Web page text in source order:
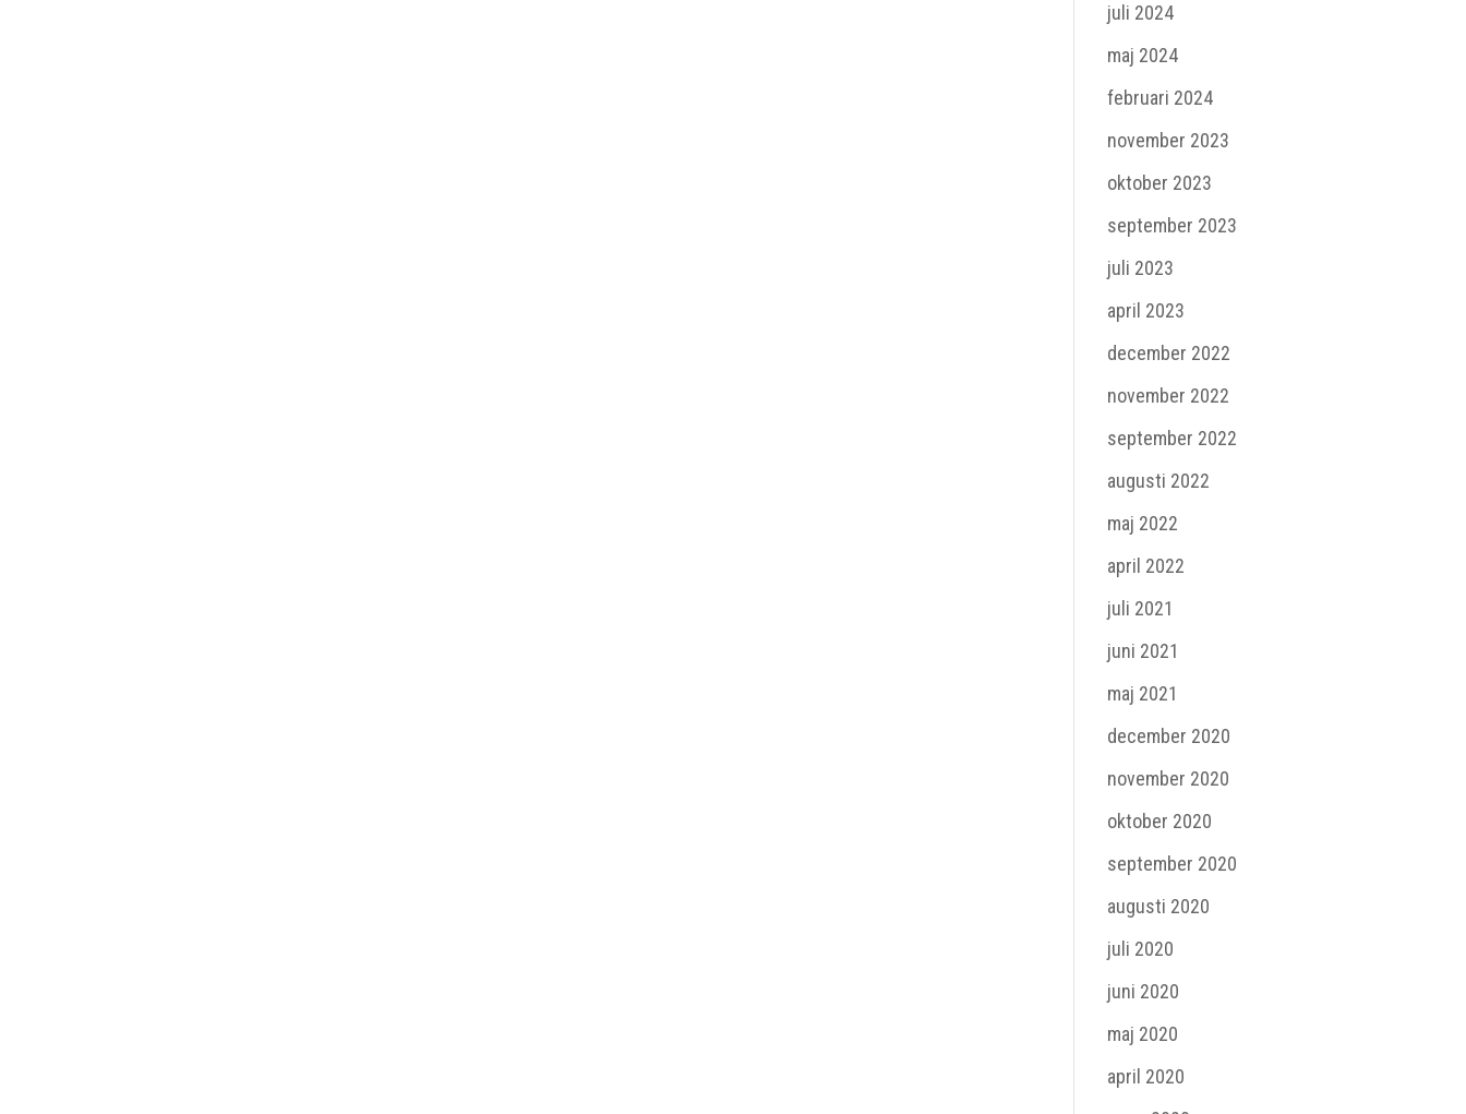
juli 2024
maj 2024
februari 2024
november 2023
oktober 2023
september 2023
juli 2023
april 2023
december 2022
november 2022
september 2022
augusti 2022
maj 2022
april 2022
juli 2021
juni 2021
maj 2021
december 2020
november 2020
oktober 2020
september 2020
augusti 2020
juli 2020
juni 2020
maj 2020
april 2020